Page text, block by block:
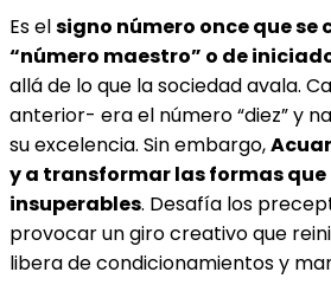
Es elsigno número once que se
“número maestro” o de
allá de lo que la sociedad avala.
anterior- era el número “diez” y
su excelencia. Sin embargo,
y a transformar las formas que
insuperables. Desafía los
provocar un giro creativo que
libera de condicionamientos y